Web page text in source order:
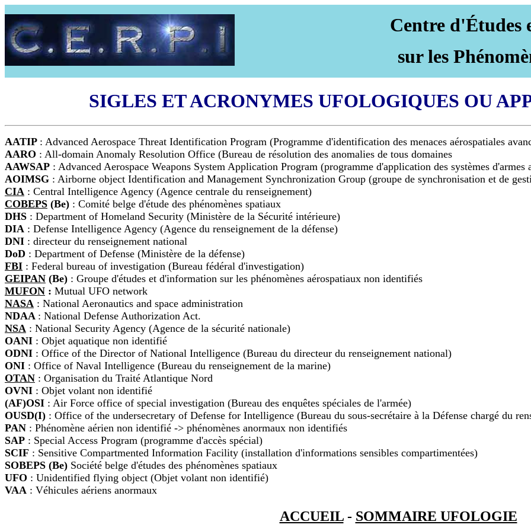
Centre d'Études
sur les
SIGLES ET ACRONYMES UFOLOGIQUES OU
AATIP : Advanced Aerospace Threat Identification Program (Programme d'identification des menaces aérospatiales
AARO : All-domain Anomaly Resolution Office (Bureau de résolution des anomalies de tous domaines
AAWSAP : Advanced Aerospace Weapons System Application Program (programme d'application des systèmes d'armes
AOIMSG : Airborne object Identification and Management Synchronization Group (groupe de synchronisation et de
CIA : Central Intelligence Agency (Agence centrale du renseignement)
COBEPS (Be) : Comité belge d'étude des phénomènes spatiaux
DHS : Department of Homeland Security (Ministère de la Sécurité intérieure)
DIA : Defense Intelligence Agency (Agence du renseignement de la défense)
DNI : directeur du renseignement national
DoD : Department of Defense (Ministère de la défense)
FBI : Federal bureau of investigation (Bureau fédéral d'investigation)
GEIPAN (Be) : Groupe d'études et d'information sur les phénomènes aérospatiaux non identifiés
MUFON : Mutual UFO network
NASA : National Aeronautics and space administration
NDAA : National Defense Authorization Act.
NSA : National Security Agency (Agence de la sécurité nationale)
OANI : Objet aquatique non identifié
ODNI : Office of the Director of National Intelligence (Bureau du directeur du renseignement national)
ONI : Office of Naval Intelligence (Bureau du renseignement de la marine)
OTAN : Organisation du Traité Atlantique Nord
OVNI : Objet volant non identifié
(AF)OSI : Air Force office of special investigation (Bureau des enquêtes spéciales de l'armée)
OUSD(I) : Office of the undersecretary of Defense for Intelligence (Bureau du sous-secrétaire à la Défense chargé du
PAN : Phénomène aérien non identifié -> phénomènes anormaux non identifiés
SAP : Special Access Program (programme d'accès spécial)
SCIF : Sensitive Compartmented Information Facility (installation d'informations sensibles compartimentées)
SOBEPS (Be) Société belge d'études des phénomènes spatiaux
UFO : Unidentified flying object (Objet volant non identifié)
VAA : Véhicules aériens anormaux
ACCUEIL- SOMMAIRE UFOLOGIE